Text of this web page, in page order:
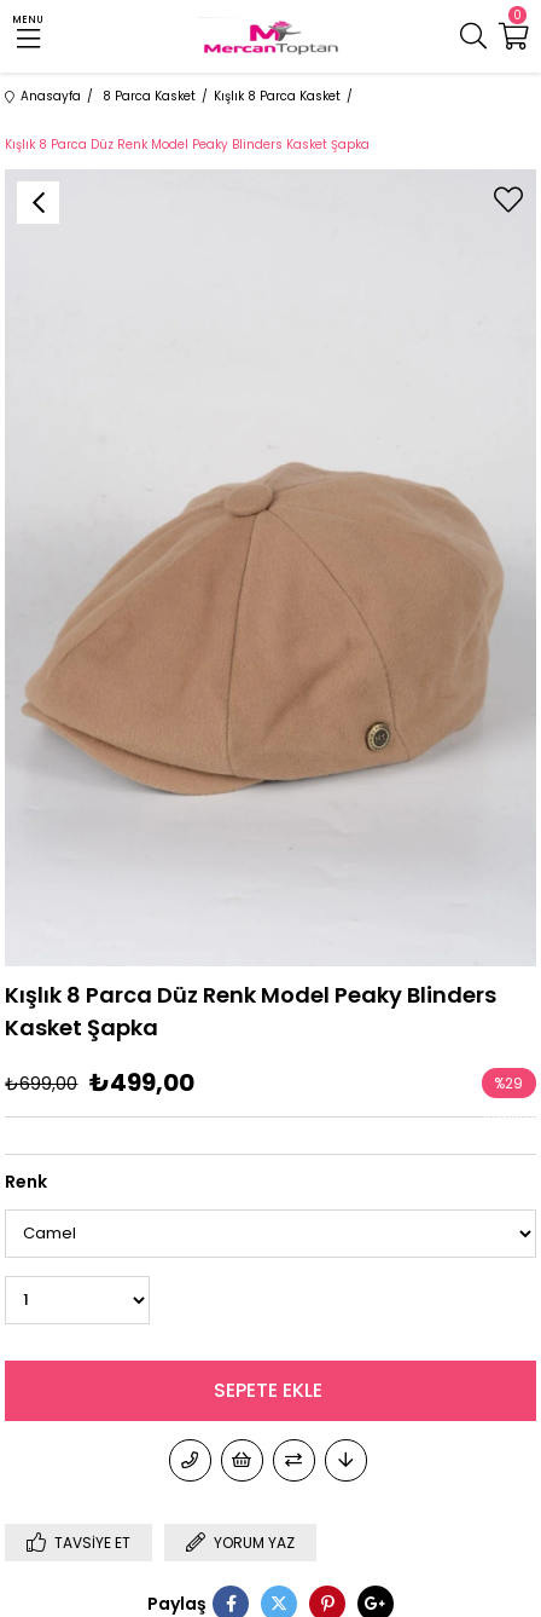
0
MENU
Anasayfa 8 Parca Kasket Kışlık 8 Parca Kasket
Kışlık 8 Parca Düz Renk Model Peaky Blinders Kasket Şapka
Kışlık 8 Parca Düz Renk Model Peaky Blinders
Kasket Şapka
₺699,00 ₺499,00 %29
İndirim
Renk
TAVSIYE ET YORUM YAZ
Paylaş